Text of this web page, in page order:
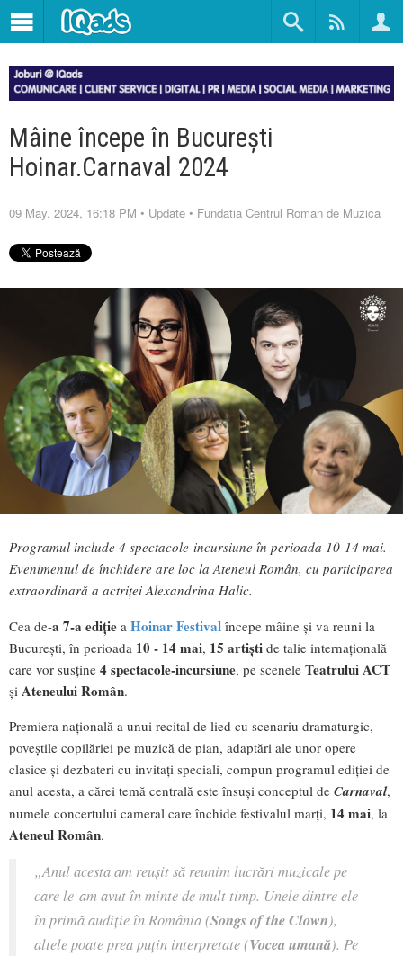
Mâine începe în București
Hoinar.Carnaval 2024
09 May. 2024, 16:18 PM • Update • Fundatia Centrul Roman de Muzica
Programul include 4 spectacole-incursiune în perioada 10-14 mai.
Evenimentul de închidere are loc la Ateneul Român, cu participarea
extraordinară a actriței Alexandrina Halic.
Cea de-a 7-a ediție a Hoinar Festival începe mâine și va reuni la
București, în perioada 10 - 14 mai, 15 artiști de talie internațională
care vor susține 4 spectacole-incursiune, pe scenele Teatrului ACT
și Ateneului Român.
Premiera națională a unui recital de lied cu scenariu dramaturgic,
poveștile copilăriei pe muzică de pian, adaptări ale unor opere
clasice și dezbateri cu invitați speciali, compun programul ediției de
anul acesta, a cărei temă centrală este însuși conceptul de Carnaval,
numele concertului cameral care închide festivalul marți, 14 mai, la
Ateneul Român.
„Anul acesta am reușit să reunim lucrări muzicale pe
care le-am avut în minte de mult timp. Unele dintre ele
în primă audiție în România (Songs of the Clown),
altele poate prea puțin interpretate (Vocea umană). Pe